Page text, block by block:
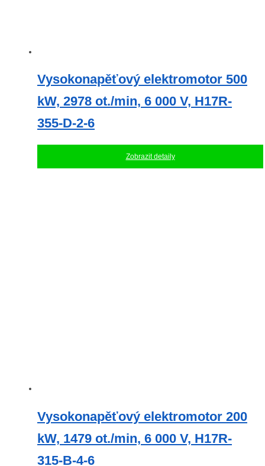
Vysokonapěťový elektromotor 500
kW, 2978 ot./min, 6 000 V, H17R-
355-D-2-6
Zobrazit detaily
Vysokonapěťový elektromotor 200
kW, 1479 ot./min, 6 000 V, H17R-
315-B-4-6